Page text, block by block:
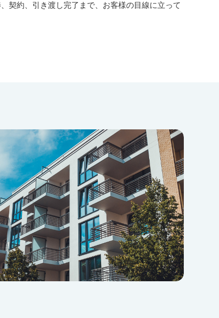
契約、引き渡し完了まで、お客様の目線に立って